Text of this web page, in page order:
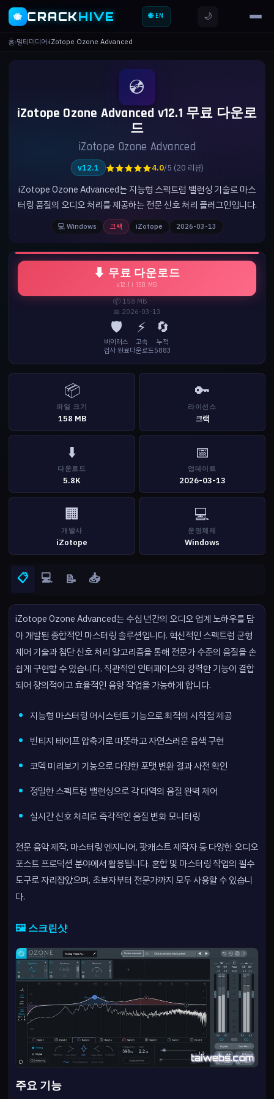
🐝 CRACKHIVE 🌐 EN 🌙
홈›멀티미디어›iZotope Ozone Advanced
💿
iZotope Ozone Advanced v12.1 무료 다운로
드
iZotope Ozone Advanced
v12.1 ★★★★★4.0/5 (20 리뷰)
iZotope Ozone Advanced는 지능형 스펙트럼 밸런싱 기술로 마스
터링 품질의 오디오 처리를 제공하는 전문 신호 처리 플러그인입니다.
💻 Windows 크랙 iZotope 2026-03-13
⬇ 무료 다운로드
v12.1 | 158 MB
📦 158 MB
📅 2026-03-13
🛡️
바이러스
검사 완료
⚡
고속
다운로드
🔄
누적
5883
📦
파일 크기
158 MB
🔑
라이선스
크랙
⬇️
다운로드
5.8K
📅
업데이트
2026-03-13
🏢
개발사
iZotope
💻
운영체제
Windows
📋 💻 📝 📥
iZotope Ozone Advanced는 수십 년간의 오디오 업계 노하우를 담
아 개발된 종합적인 마스터링 솔루션입니다. 혁신적인 스펙트럼 균형
제어 기술과 첨단 신호 처리 알고리즘을 통해 전문가 수준의 음질을 손
쉽게 구현할 수 있습니다. 직관적인 인터페이스와 강력한 기능이 결합
되어 창의적이고 효율적인 음향 작업을 가능하게 합니다.
지능형 마스터링 어시스턴트 기능으로 최적의 시작점 제공
빈티지 테이프 압축기로 따뜻하고 자연스러운 음색 구현
코덱 미리보기 기능으로 다양한 포맷 변환 결과 사전 확인
정밀한 스펙트럼 밸런싱으로 각 대역의 음질 완벽 제어
실시간 신호 처리로 즉각적인 음질 변화 모니터링
전문 음악 제작, 마스터링 엔지니어, 팟캐스트 제작자 등 다양한 오디오
포스트 프로덕션 분야에서 활용됩니다. 혼합 및 마스터링 작업의 필수
도구로 자리잡았으며, 초보자부터 전문가까지 모두 사용할 수 있습니
다.
🖼️ 스크린샷
주요 기능